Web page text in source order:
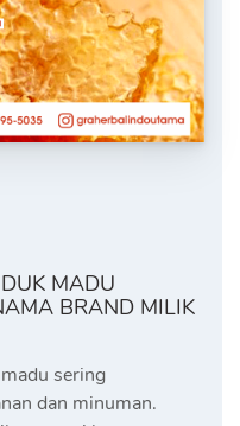
MADU
BRAND MILIK
sering
dan minuman.